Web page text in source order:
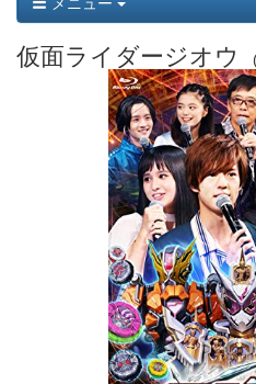
仮面ライダージオウ